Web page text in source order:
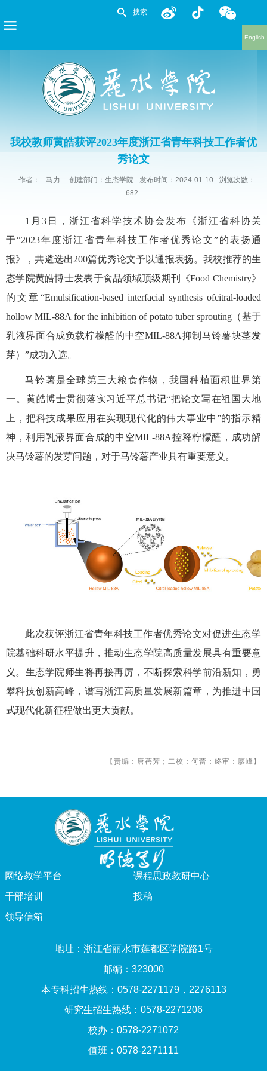
English
我校教师黄皓获评2023年度浙江省青年科技工作者优
秀论文
作者： 马力 创建部门：生态学院 发布时间：2024-01-10
浏览次数：
682
1月3日，浙江省科学技术协会发布《浙江省科协关
于“2023年度浙江省青年科技工作者优秀论文”的表扬通
报》，共遴选出200篇优秀论文予以通报表扬。我校推荐的生
态学院黄皓博士发表于食品领域顶级期刊《Food Chemistry》
的文章“Emulsification-based interfacial synthesis ofcitral-loaded
hollow MIL-88A for the inhibition of potato tuber sprouting（基于
乳液界面合成负载柠檬醛的中空MIL-88A抑制马铃薯块茎发
芽）”成功入选。
马铃薯是全球第三大粮食作物，我国种植面积世界第
一。黄皓博士贯彻落实习近平总书记“把论文写在祖国大地
上，把科技成果应用在实现现代化的伟大事业中”的指示精
神，利用乳液界面合成的中空MIL-88A控释柠檬醛，成功解
决马铃薯的发芽问题，对于马铃薯产业具有重要意义。
此次获评浙江省青年科技工作者优秀论文对促进生态学
院基础科研水平提升，推动生态学院高质量发展具有重要意
义。生态学院师生将再接再厉，不断探索科学前沿新知，勇
攀科技创新高峰，谱写浙江高质量发展新篇章，为推进中国
式现代化新征程做出更大贡献。
【责编：唐蓓芳；二校：何蕾；终审：廖峰】
网络教学平台
课程思政教研中心
干部培训
投稿
领导信箱
地址：浙江省丽水市莲都区学院路1号
邮编：323000
本专科招生热线：0578-2271179，2276113
研究生招生热线：0578-2271206
校办：0578-2271072
值班：0578-2271111